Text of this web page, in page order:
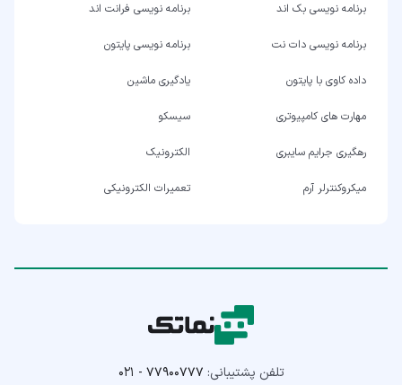
برنامه نویسی بک اند برنامه نویسی فرانت اند
برنامه نویسی دات نت برنامه نویسی پایتون
داده کاوی با پایتون یادگیری ماشین
مهارت های کامپیوتری سیسکو
رهگیری جرایم سایبری الکترونیک
میکروکنترلر آرم تعمیرات الکترونیکی
تلفن پشتیبانی: ۰۲۱ - ۷۷۹۰۰۷۷۷